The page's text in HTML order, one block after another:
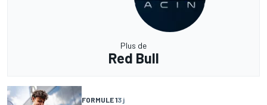
Plus de
Red Bull
FORMULE 13 j